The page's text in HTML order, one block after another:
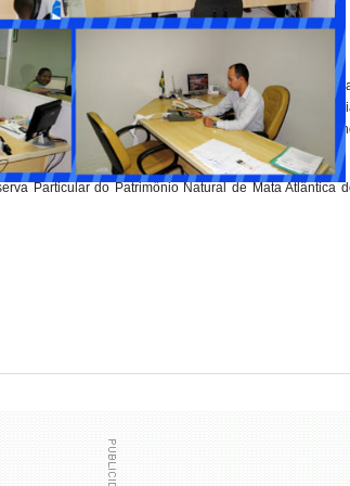
e de logística, que resultam em uma produção
na região da Costa do Descobrimento, sul da
Veracel é protagonista em iniciativas socioambientais
para trabalhar noBrasil pelo 6º ano consecutivo.
Particular do Patrimônio Natural de Mata Atlântica